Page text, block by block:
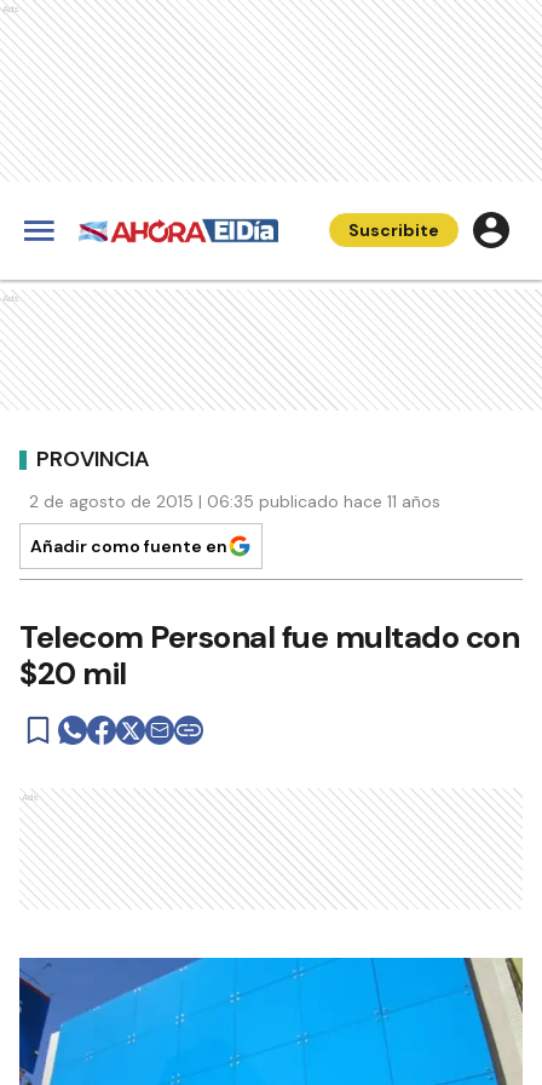
Ads
Suscribite
Ads
PROVINCIA
2 de agosto de 2015 | 06:35 publicado hace 11 años
Añadir como fuente en
Telecom Personal fue multado con
$20 mil
Ads